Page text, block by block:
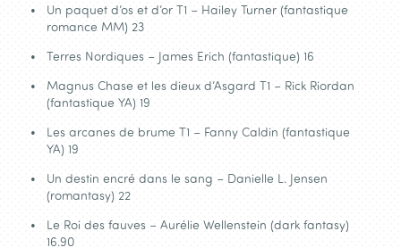
Un paquet d’os et d’or T1 – Hailey Turner (fantastique
romance MM) 23
Terres Nordiques – James Erich (fantastique) 16
Magnus Chase et les dieux d’Asgard T1 – Rick Riordan
(fantastique YA) 19
Les arcanes de brume T1 – Fanny Caldin (fantastique
YA) 19
Un destin encré dans le sang – Danielle L. Jensen
(romantasy) 22
Le Roi des fauves – Aurélie Wellenstein (dark fantasy)
16.90